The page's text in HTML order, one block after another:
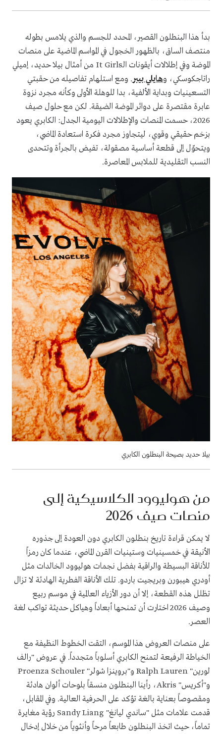
بدأ هذا البنطلون القصير، المحدد للجسم والذي يلامس بطوله
منتصف الساق، بالظهور الخجول في المواسم الماضية على منصات
الموضة وفي إطلالات أيقونات الـIt Girls من أمثال بيلا حديد، إميلي
راتاجكوسكي، وهايلي بيبر. ومع استلهام تفاصيله من حقبتي
التسعينيات وبداية الألفية، بدا للوهلة الأولى وكأنه مجرد نزوة
عابرة مقتصرة على دوائر الموضة الضيقة. لكن مع حلول صيف
2026، حسمت المنصات والإطلالات اليومية الجدل: الكابري يعود
بزخم حقيقي وقوي، ليتجاوز مجرد فكرة استعادة الماضي،
ويتحوّل إلى قطعة أساسية مصقولة، تفيض بالجرأة وتتحدى
النسب التقليدية للملابس المعاصرة.
بيلا حديد بصيحة البنطلون الكابري
من هوليوود الكلاسيكية إلى
منصات صيف 2026
لا يمكن قراءة تاريخ بنطلون الكابري دون العودة إلى جذوره
الأنيقة في خمسينيات وستينيات القرن الماضي، عندما كان رمزاً
للأناقة البسيطة والراقية بفضل نجمات هوليوود الخالدات مثل
أودري هيبورن وبريجيت باردو. تلك الأناقة الفطرية الهادئة لا تزال
تظلل هذه القطعة، إلا أن دور الأزياء العالمية في موسم ربيع
وصيف 2026 اختارت أن تمنحها أبعاداً وهياكل حديثة تواكب لغة
العصر.
على منصات العروض هذا الموسم، التقت الخطوط النظيفة مع
الخياطة الرفيعة لتمنح الكابري أسلوباً متجدداً. في عروض "رالف
لورين" Ralph Lauren و"بروينزا شولر" Proenza Schouler
و"أكريس" Akris، رأينا البنطلون منسقاً بلوحات ألوان هادئة
ومقصوصاً بعناية بالغة تؤكد على الحرفية العالية. وفي المقابل،
قدمت علامات مثل "ساندي ليانغ" Sandy Liang رؤية مغايرة
تماماً، حيث اتخذ البنطلون طابعاً مرحاً وأنثوياً من خلال إدخال